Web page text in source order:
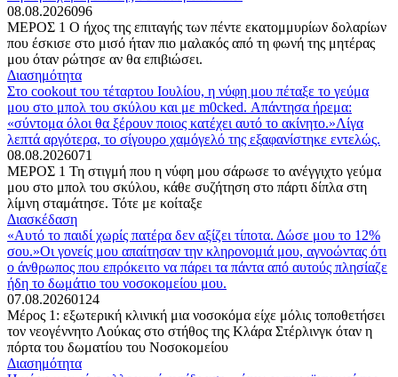
08.08.2026096
ΜΕΡΟΣ 1 Ο ήχος της επιταγής των πέντε εκατομμυρίων δολαρίων
που έσκισε στο μισό ήταν πιο μαλακός από τη φωνή της μητέρας
μου όταν ρώτησε αν θα επιβιώσει.
Διασημότητα
Στο cookout του τέταρτου Ιουλίου, η νύφη μου πέταξε το γεύμα
μου στο μπολ του σκύλου και με m0cked. Απάντησα ήρεμα:
«σύντομα όλοι θα ξέρουν ποιος κατέχει αυτό το ακίνητο.»Λίγα
λεπτά αργότερα, το σίγουρο χαμόγελό της εξαφανίστηκε εντελώς.
08.08.2026071
ΜΕΡΟΣ 1 Τη στιγμή που η νύφη μου σάρωσε το ανέγγιχτο γεύμα
μου στο μπολ του σκύλου, κάθε συζήτηση στο πάρτι δίπλα στη
λίμνη σταμάτησε. Τότε με κοίταξε
Διασκέδαση
«Αυτό το παιδί χωρίς πατέρα δεν αξίζει τίποτα. Δώσε μου το 12%
σου.»Οι γονείς μου απαίτησαν την κληρονομιά μου, αγνοώντας ότι
ο άνθρωπος που επρόκειτο να πάρει τα πάντα από αυτούς πλησίαζε
ήδη το δωμάτιο του νοσοκομείου μου.
07.08.20260124
Μέρος 1: εξωτερική κλινική μια νοσοκόμα είχε μόλις τοποθετήσει
τον νεογέννητο Λούκας στο στήθος της Κλάρα Στέρλινγκ όταν η
πόρτα του δωματίου του Νοσοκομείου
Διασημότητα